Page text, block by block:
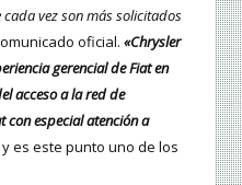
vez son más solicitados
oficial. «Chrysler
gerencial de Fiat en
acceso a la red de
especial atención a
y es este punto uno de los